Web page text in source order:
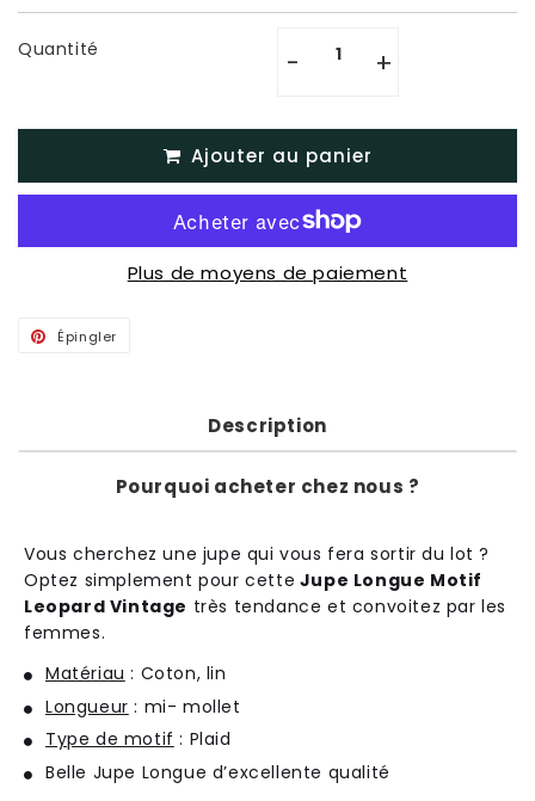
Unit
price
Quantité - +
Ajouter au panier
Plus de moyens de paiement
Épingler
Description
Pourquoi acheter chez nous ?
Vous cherchez une jupe qui vous fera sortir du lot ?
Optez simplement pour cette Jupe Longue Motif
Leopard Vintage très tendance et convoitez par les
femmes.
Matériau : Coton, lin
Longueur : mi- mollet
Type de motif : Plaid
Belle Jupe Longue d’excellente qualité